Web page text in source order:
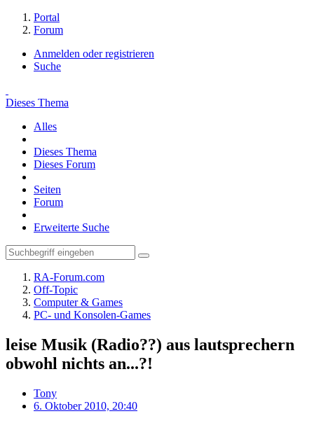
Portal
Forum
Anmelden oder registrieren
Suche
Dieses Thema
Alles
Dieses Thema
Dieses Forum
Seiten
Forum
Erweiterte Suche
RA-Forum.com
Off-Topic
Computer & Games
PC- und Konsolen-Games
leise Musik (Radio??) aus lautsprechern
obwohl nichts an...?!
Tony
6. Oktober 2010, 20:40